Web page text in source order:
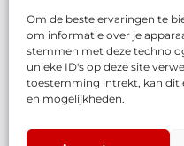
Om de beste ervaringen te
om informatie over je
stemmen met deze
unieke ID's op deze site
toestemming intrekt, kan dit
en mogelijkheden.
Parelweg 3, 1812
Alkmaar
Routebeschrijving